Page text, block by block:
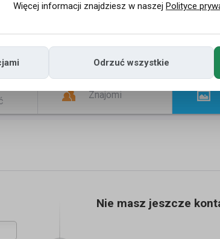
Znajomi
Nie masz jeszcze
Więcej informacji znajdziesz w naszej Polityce
Odrzuć wszystkie